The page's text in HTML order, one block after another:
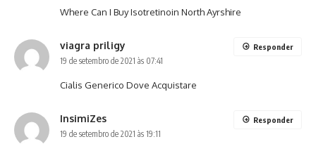
Where Can I Buy Isotretinoin North Ayrshire
viagra priligy
19 de setembro de 2021 às 07:41
Cialis Generico Dove Acquistare
Responder
InsimiZes
19 de setembro de 2021 às 19:11
Responder